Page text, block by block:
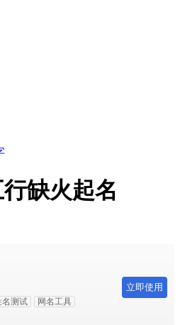
缺火起名
名测试
网名工具
立即使用